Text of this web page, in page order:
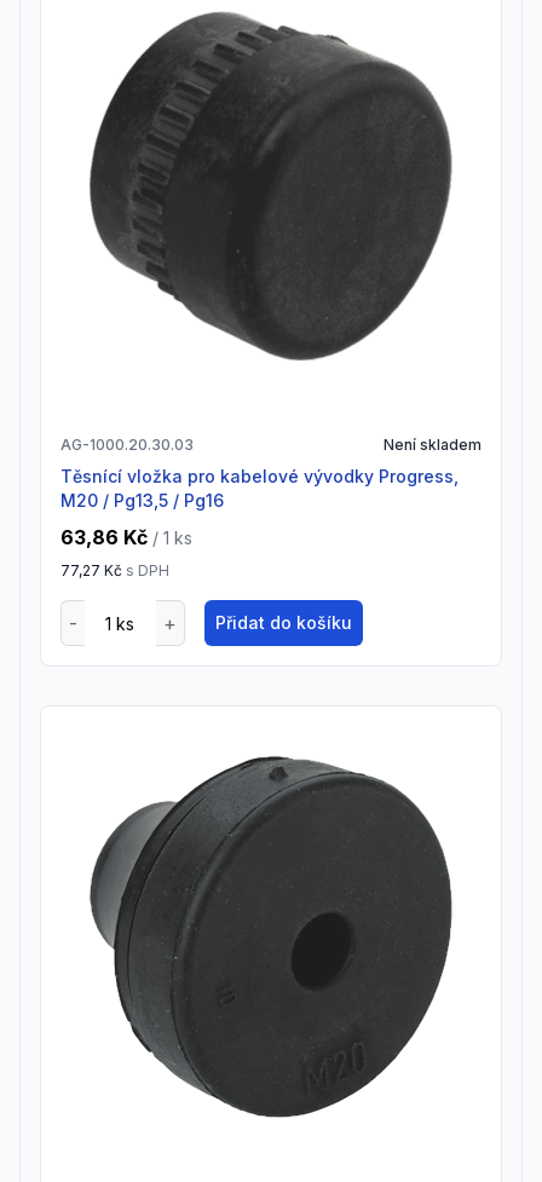
AG-1000.20.30.03 Není skladem
Těsnící vložka pro kabelové vývodky Progress,
M20 / Pg13,5 / Pg16
63,86 Kč / 1 ks
77,27 Kč s DPH
Přidat do košíku